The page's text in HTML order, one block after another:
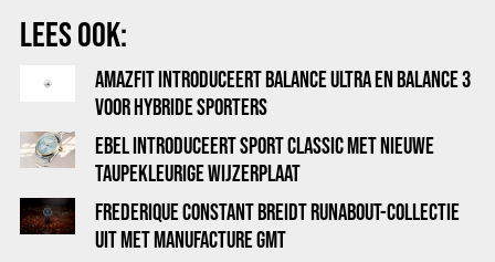
LEES OOK:
AMAZFIT INTRODUCEERT BALANCE ULTRA EN BALANCE 3
VOOR HYBRIDE SPORTERS
EBEL INTRODUCEERT SPORT CLASSIC MET NIEUWE
TAUPEKLEURIGE WIJZERPLAAT
FREDERIQUE CONSTANT BREIDT RUNABOUT-COLLECTIE
UIT MET MANUFACTURE GMT